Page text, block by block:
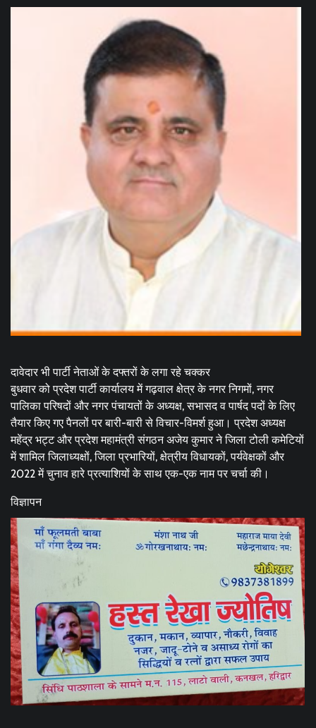
दावेदार भी पार्टी नेताओं के दफ्तरों के लगा रहे चक्कर
बुधवार को प्रदेश पार्टी कार्यालय में गढ़वाल क्षेत्र के नगर निगमों, नगर
पालिका परिषदों और नगर पंचायतों के अध्यक्ष, सभासद व पार्षद पदों के लिए
तैयार किए गए पैनलों पर बारी-बारी से विचार-विमर्श हुआ। प्रदेश अध्यक्ष
महेंद्र भट्ट और प्रदेश महामंत्री संगठन अजेय कुमार ने जिला टोली कमेटियों
में शामिल जिलाध्यक्षों, जिला प्रभारियों, क्षेत्रीय विधायकों, पर्यवेक्षकों और
2022 में चुनाव हारे प्रत्याशियों के साथ एक-एक नाम पर चर्चा की।
विज्ञापन